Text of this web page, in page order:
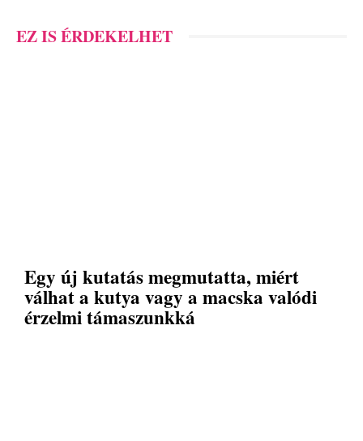
EZ IS ÉRDEKELHET
Egy új kutatás megmutatta, miért
válhat a kutya vagy a macska valódi
érzelmi támaszunkká